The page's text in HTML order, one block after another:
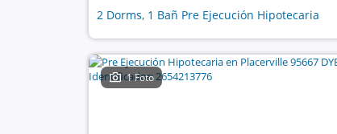
2 Dorms, 1 Bañ Pre Ejecución Hipotecaria
1 Foto